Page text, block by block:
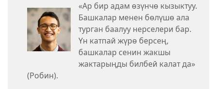
«Ар бир адам өзүнчө кызыктуу.
Башкалар менен бөлүшө ала
турган баалуу нерселери бар.
Үн катпай жүрө берсең,
башкалар сенин жакшы
жактарыңды билбей калат да»
(Робин).